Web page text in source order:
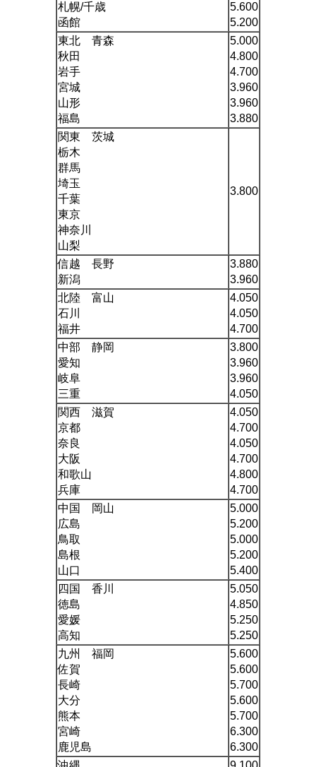
札幌/千歳
函館
5.600
5.200
東北 青森
秋田
岩手
宮城
山形
福島
5.000
4.800
4.700
3.960
3.960
3.880
関東 茨城
栃木
群馬
埼玉
千葉
東京
神奈川
山梨
3.800
信越 長野
新潟
3.880
3.960
北陸 富山
石川
福井
4.050
4.050
4.700
中部 静岡
愛知
岐阜
三重
3.800
3.960
3.960
4.050
関西 滋賀
京都
奈良
大阪
和歌山
兵庫
4.050
4.700
4.050
4.700
4.800
4.700
中国 岡山
広島
鳥取
島根
山口
5.000
5.200
5.000
5.200
5.400
四国 香川
徳島
愛媛
高知
5.050
4.850
5.250
5.250
九州 福岡
佐賀
長崎
大分
熊本
宮崎
鹿児島
5.600
5.600
5.700
5.600
5.700
6.300
6.300